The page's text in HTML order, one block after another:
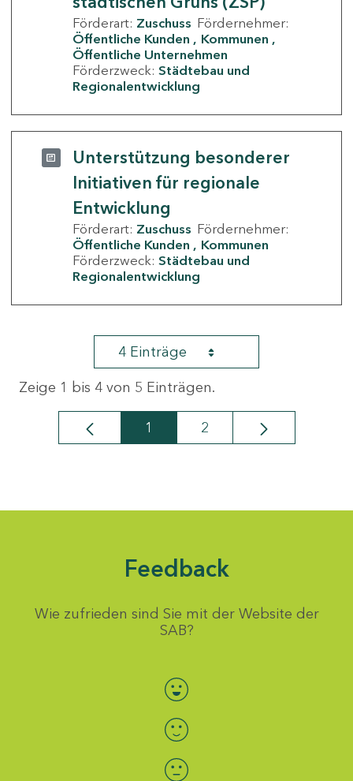
Förderart: Zuschuss Fördernehmer:
Öffentliche Kunden
Kommunen
Öffentliche Unternehmen
Förderzweck: Städtebau und
Regionalentwicklung
Unterstützung besonderer
Initiativen für regionale
Entwicklung
Förderart: Zuschuss Fördernehmer:
Öffentliche Kunden
Kommunen
Förderzweck: Städtebau und
Regionalentwicklung
4 Einträge
Zeige 1 bis 4 von 5 Einträgen.
Seite
1 Seite
2
Feedback
Wie zufrieden sind Sie mit der Website der
SAB?
Bewertung auswählen